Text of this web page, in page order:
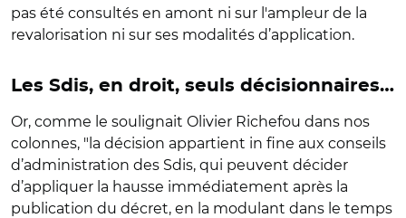
pas été consultés en amont ni sur l'ampleur de la
revalorisation ni sur ses modalités d’application.
Les Sdis, en droit, seuls décisionnaires…
Or, comme le soulignait Olivier Richefou dans nos
colonnes, "la décision appartient in fine aux conseils
d’administration des Sdis, qui peuvent décider
d’appliquer la hausse immédiatement après la
publication du décret, en la modulant dans le temps